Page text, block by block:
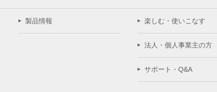
製品情報 楽しむ・使いこなす
法人・個人事業主の方
サポート・Q&A